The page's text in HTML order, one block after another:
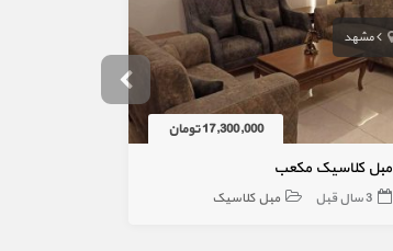
مشهد
17,300,000 تومان
مبل کلاسیک مکعب
3 سال قبل مبل کلاسیک